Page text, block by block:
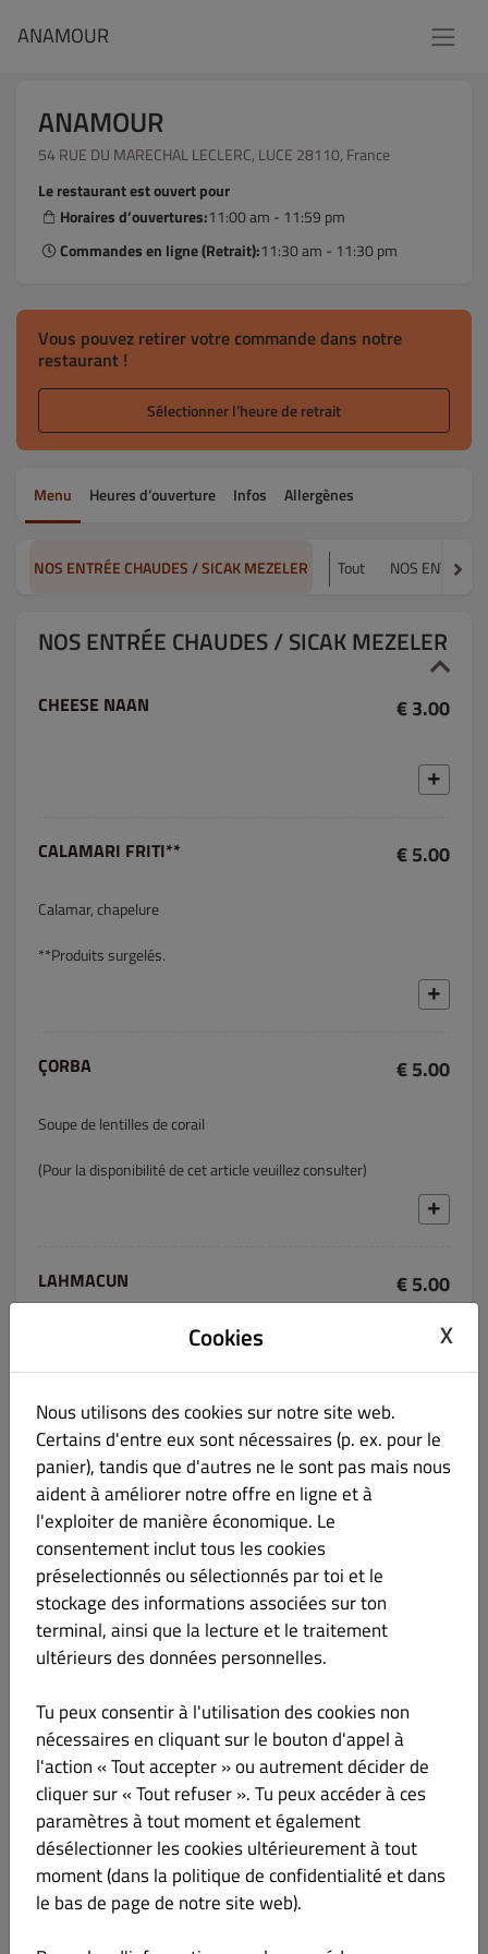
ANAMOUR
ANAMOUR
54 RUE DU MARECHAL LECLERC, LUCE 28110, France
Le restaurant est ouvert pour
Horaires d’ouvertures:11:00 am - 11:59 pm
Commandes en ligne (Retrait):11:30 am - 11:30 pm
Vous pouvez retirer votre commande dans notre
restaurant !
Sélectionner l’heure de retrait
Menu Heures d’ouverture Infos Allergènes
NOS ENTRÉE CHAUDES / SICAK MEZELER Tout NOS ENTRÉE
NOS ENTRÉE CHAUDES / SICAK MEZELER
CHEESE NAAN € 3.00
CALAMARI FRITI** € 5.00
Calamar, chapelure
**Produits surgelés.
ÇORBA € 5.00
Soupe de lentilles de corail
(Pour la disponibilité de cet article veuillez consulter)
LAHMACUN € 5.00
Pizza turque garnie de viande hachée, oignons, poivrons,
FALAFEL** € 5.00
Boulette de pois chiches, chapelure, persil, cumin
**Produits surgelés
Lactose
Feuilleté aux fromages mozzarella*, feta*, persil
*Au lait de vache
Info sur le produit
Cookies X
Nous utilisons des cookies sur notre site web.
Certains d'entre eux sont nécessaires (p. ex. pour le
panier), tandis que d'autres ne le sont pas mais nous
aident à améliorer notre offre en ligne et à
l'exploiter de manière économique. Le
consentement inclut tous les cookies
préselectionnés ou sélectionnés par toi et le
stockage des informations associées sur ton
terminal, ainsi que la lecture et le traitement
ultérieurs des données personnelles.
Tu peux consentir à l'utilisation des cookies non
nécessaires en cliquant sur le bouton d'appel à
l'action « Tout accepter » ou autrement décider de
cliquer sur « Tout refuser ». Tu peux accéder à ces
paramètres à tout moment et également
désélectionner les cookies ultérieurement à tout
moment (dans la politique de confidentialité et dans
le bas de page de notre site web).